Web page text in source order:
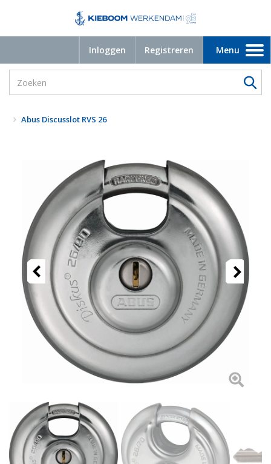
Inloggen Registreren
Toggle
navigation
Menu
Abus Discusslot RVS 26